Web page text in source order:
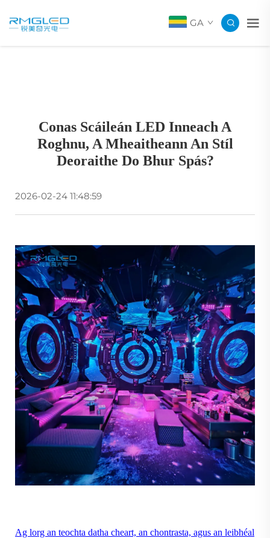
GA
Conas Scáileán LED Inneach A
Roghnu, A Mheaitheann An Stíl
Deoraithe Do Bhur Spás?
2026-02-24 11:48:59
Ag lorg an teochta datha cheart, an chontrasta, agus an leibhéal